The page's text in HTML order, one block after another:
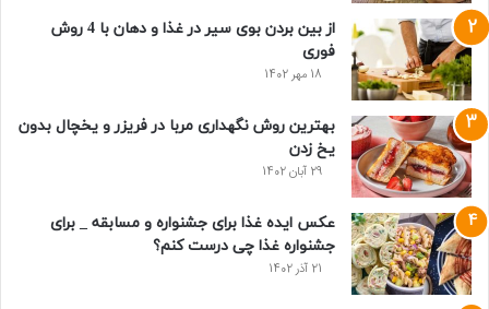
از بین بردن بوی سیر در غذا و دهان با 4 روش
فوری
18 مهر 1402
بهترین روش نگهداری مربا در فریزر و یخچال بدون
یخ زدن
29 آبان 1402
عکس ایده غذا برای جشنواره و مسابقه _ برای
جشنواره غذا چی درست کنم؟
21 آذر 1402